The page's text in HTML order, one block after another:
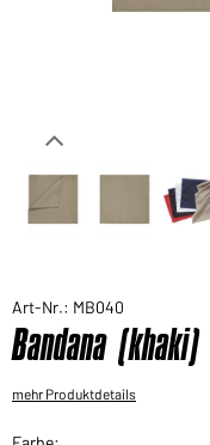
Art-Nr.: MB040
Bandana (khaki)
mehr Produktdetails